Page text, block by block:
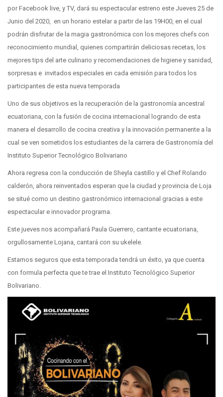
por Facebook live, y TV, dará su espectacular estreno este Jueves 25 de
Junio del 2020, en un horario estelar a partir de las 19H00, en el cual
podrán disfrutar de la magia gastronómica con los mejores chefs con
reconocimiento mundial, quienes compartirán deliciosas recetas, los
mejores tips del arte culinario y recomendaciones de higiene y sanidad,
sorpresas e invitados especiales en cada emisión para todos los
participantes de esta nueva temporada
Uno de sus objetivos es la recuperación de la gastronomía ancestral
ecuatoriana, con la fusión de cocina internacional logrando de esta
manera el desarrollo de cocina creativa y la innovación permanente a la
cual se ven sometidos los estudiantes de la carrera de Gastronomía del
Instituto Superior Tecnológico Bolivariano
Ahora regresa con la conducción de Sheyla castillo y el Chef Rolando
calderón, ahora reinventados esperan que la ciudad y provincia de Loja
se situé como un destino gastronómico internacional gracias a este
espectacular e innovador programa.
Este jueves nos acompañará Paula Guerrero, cantante ecuatoriana,
orgullosamente Lojana, cantará con su ukelele.
Estamos seguros que esta temporada tendrá un éxito, ya que cuenta
con formula perfecta que te trae el Instituto Tecnológico Superior
Bolivariano.